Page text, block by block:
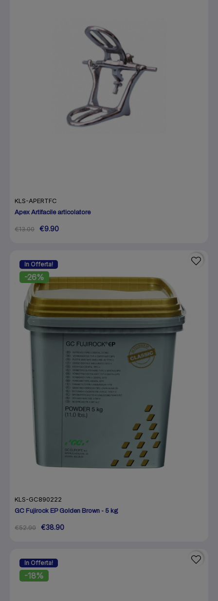
KLS-APERTFC
Apex Artifacile articolatore
€13.00 €9.90
In Offerta!
-26%
KLS-GC890222
GC Fujirock EP Golden Brown - 5 kg
€52.90 €38.90
In Offerta!
-18%